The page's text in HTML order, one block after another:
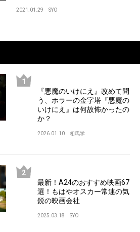
2021.01.29 SYO
『悪魔のいけにえ』改めて問
う、ホラーの金字塔『悪魔の
いけにえ』は何故怖かったの
か？
2026.01.10 相馬学
最新！A24のおすすめ映画67
選！もはやオスカー常連の気
鋭の映画会社
2025.03.18 SYO